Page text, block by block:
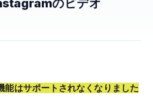
のビデオ
能はサポートされなくなりました